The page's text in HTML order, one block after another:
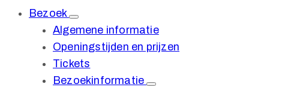
Bezoek
Algemene informatie
Openingstijden en prijzen
Tickets
Bezoekinformatie